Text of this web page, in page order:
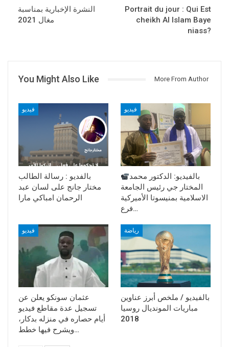
النشرة الإخبارية بمناسبة
مغال 2021
Portrait du jour : Qui Est
cheikh Al Islam Baye
niass?
You Might Also Like More From Author
فيديو
بالفديو : رسالة الطالب
مختار جانج على لسان عبد
الرحمان امباكي مارا
فيديو
بالفيديو: الدكتور محمد
المختار جي رئيس الجامعة
الاسلامية بمنيسوتا الأميركية
فرع…
فيديو
عثمان سونكو يعلن عن
تسجيل عدة مقاطع فيديو
أيام حصاره في منزله بدكار،
ويشرح فيها خطط…
رياضة
بالفيديو / ملخص أبرز عناوين
مباريات المونديال روسيا
2018